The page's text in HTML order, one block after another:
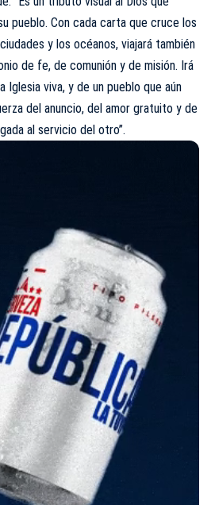
pueblo. Con cada carta que cruce los
y los océanos, viajará también
de fe, de comunión y de misión. Irá
Iglesia viva, y de un pueblo que aún
del anuncio, del amor gratuito y de
al servicio del otro”.